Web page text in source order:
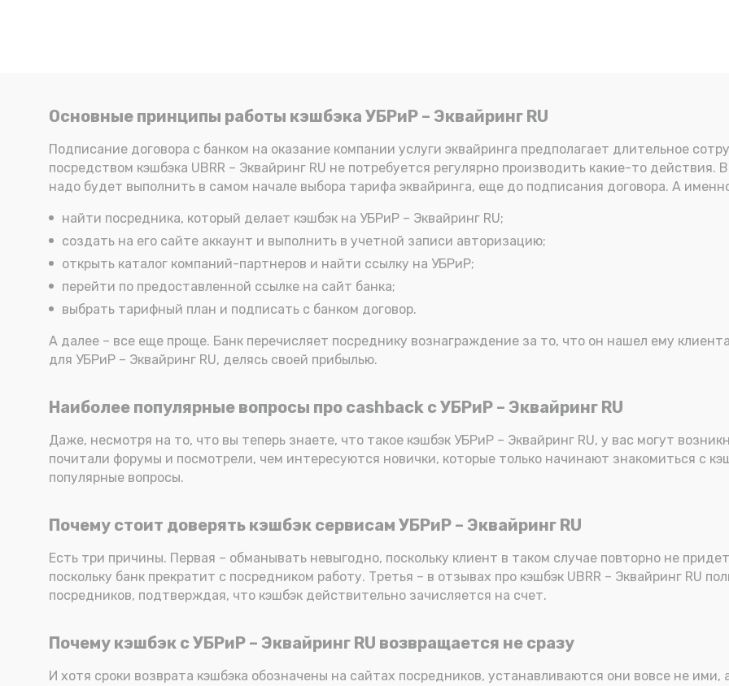
Основные принципы работы кэшбэка УБРиР – Эквайринг RU
Подписание договора с банком на оказание компании услуги эквайринга предполагает длительное
посредством кэшбэка UBRR – Эквайринг RU не потребуется регулярно производить какие-то
надо будет выполнить в самом начале выбора тарифа эквайринга, еще до подписания договора. А
найти посредника, который делает кэшбэк на УБРиР – Эквайринг RU;
создать на его сайте аккаунт и выполнить в учетной записи авторизацию;
открыть каталог компаний-партнеров и найти ссылку на УБРиР;
перейти по предоставленной ссылке на сайт банка;
выбрать тарифный план и подписать с банком договор.
А далее – все еще проще. Банк перечисляет посреднику вознаграждение за то, что он нашел ему
для УБРиР – Эквайринг RU, делясь своей прибылью.
Наиболее популярные вопросы про cashback с УБРиР – Эквайринг RU
Даже, несмотря на то, что вы теперь знаете, что такое кэшбэк УБРиР – Эквайринг RU, у вас могут
почитали форумы и посмотрели, чем интересуются новички, которые только начинают знакомиться с
популярные вопросы.
Почему стоит доверять кэшбэк сервисам УБРиР – Эквайринг RU
Есть три причины. Первая – обманывать невыгодно, поскольку клиент в таком случае повторно не
поскольку банк прекратит с посредником работу. Третья – в отзывах про кэшбэк UBRR – Эквайринг RU
посредников, подтверждая, что кэшбэк действительно зачисляется на счет.
Почему кэшбэк с УБРиР – Эквайринг RU возвращается не сразу
И хотя сроки возврата кэшбэка обозначены на сайтах посредников, устанавливаются они вовсе не